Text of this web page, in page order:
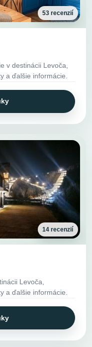
53 recenzií
v destinácii Levoča,
a ďalšie informácie.
14 recenzií
Levoča,
a ďalšie informácie.